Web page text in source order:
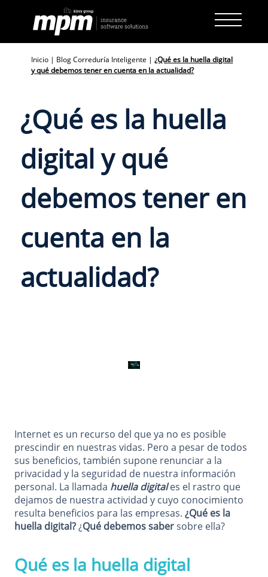
content
Inicio | Blog Correduría Inteligente |¿Qué es la huella digital
y qué debemos tener en cuenta en la actualidad?
¿Qué es la huella
digital y qué
debemos tener en
cuenta en la
actualidad?
Internet es un recurso del que ya no es posible
prescindir en nuestras vidas. Pero a pesar de todos
sus beneficios, también supone renunciar a la
privacidad y la seguridad de nuestra información
personal. La llamada huella digitales el rastro que
dejamos de nuestra actividad y cuyo conocimiento
resulta beneficios para las empresas. ¿Qué es la
huella digital?¿Qué debemos sabersobre ella?
Qué es la huella digital